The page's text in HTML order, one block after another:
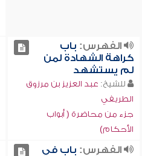
الفهرس: باب
كراهة الشهادة لمن
لم يستشهد
للشيخ: عبد العزيز بن مرزوق
الطريفي
جزء من محاضرة ( أبواب
الأحكام)
الفهرس: باب في